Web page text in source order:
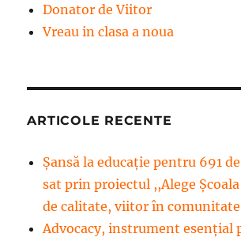
Donator de Viitor
Vreau in clasa a noua
ARTICOLE RECENTE
Șansă la educație pentru 691
sat prin proiectul ,,Alege
de calitate, viitor în
Advocacy, instrument esenţial